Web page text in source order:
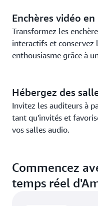
Enchères vidéo
Transformez les
interactifs et
enthousiasme grâce à
Hébergez des
Invitez les auditeurs à
tant qu'invités et
vos salles audio.
Commencez
temps réel